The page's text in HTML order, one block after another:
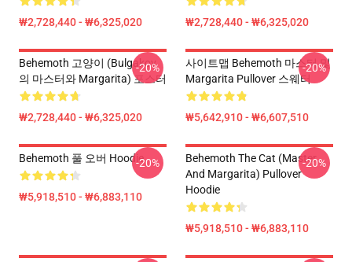
₩2,728,440 - ₩6,325,020 ₩2,728,440 - ₩6,325,020
Behemoth 고양이 (Bulgakov
의 마스터와 Margarita) 포스터
₩2,728,440 - ₩6,325,020
-20%
사이트맵 Behemoth 마스터 및
Margarita Pullover 스웨터
₩5,642,910 - ₩6,607,510
-20%
Behemoth 풀 오버 Hoodie
₩5,918,510 - ₩6,883,110
-20%
Behemoth The Cat (Master
And Margarita) Pullover
Hoodie
₩5,918,510 - ₩6,883,110
-20%